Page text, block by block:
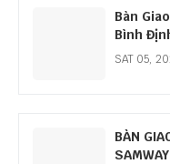
Bàn
Bình
SAT 05,
BÀN